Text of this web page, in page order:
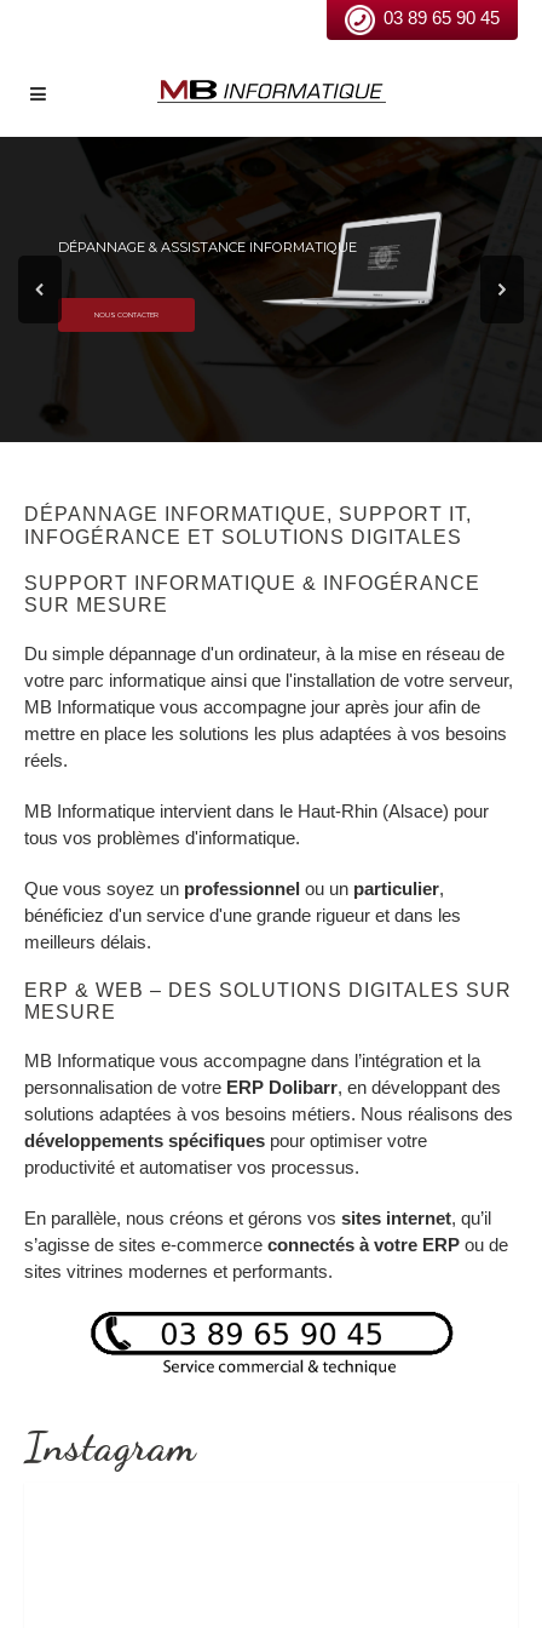
03 89 65 90 45
NOUS CONTACTER
DÉPANNAGE & ASSISTANCE INFORMATIQUE
DÉPANNAGE INFORMATIQUE, SUPPORT IT,
INFOGÉRANCE ET SOLUTIONS DIGITALES
SUPPORT INFORMATIQUE & INFOGÉRANCE
SUR MESURE
Du simple dépannage d'un ordinateur, à la mise en réseau de
votre parc informatique ainsi que l'installation de votre serveur,
MB Informatique vous accompagne jour après jour afin de
mettre en place les solutions les plus adaptées à vos besoins
réels.
MB Informatique intervient dans le Haut-Rhin (Alsace) pour
tous vos problèmes d'informatique.
Que vous soyez un professionnel ou un particulier,
bénéficiez d'un service d'une grande rigueur et dans les
meilleurs délais.
ERP & WEB – DES SOLUTIONS DIGITALES SUR
MESURE
MB Informatique vous accompagne dans l’intégration et la
personnalisation de votre ERP Dolibarr, en développant des
solutions adaptées à vos besoins métiers. Nous réalisons des
développements spécifiques pour optimiser votre
productivité et automatiser vos processus.
En parallèle, nous créons et gérons vos sites internet, qu’il
s’agisse de sites e-commerce connectés à votre ERP ou de
sites vitrines modernes et performants.
Instagram